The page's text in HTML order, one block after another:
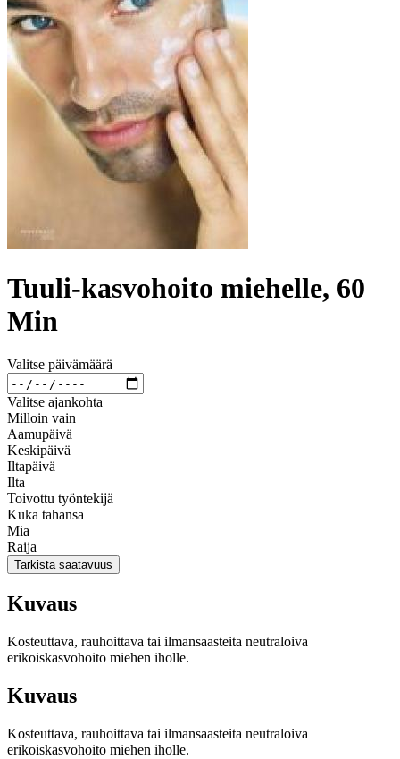
Tuuli-kasvohoito miehelle, 60
Min
Valitse päivämäärä
Valitse ajankohta
Milloin vain
Aamupäivä
Keskipäivä
Iltapäivä
Ilta
Toivottu työntekijä
Kuka tahansa
Mia
Raija
Tarkista saatavuus
Kuvaus
Kosteuttava, rauhoittava tai ilmansaasteita neutraloiva
erikoiskasvohoito miehen iholle.
Kuvaus
Kosteuttava, rauhoittava tai ilmansaasteita neutraloiva
erikoiskasvohoito miehen iholle.